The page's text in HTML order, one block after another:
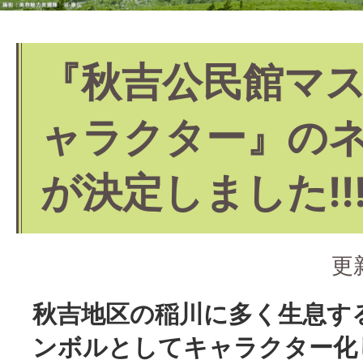
『秋吉公民館マ
ャラクター』の
が決定しました
更
秋吉地区の稲川に多く生息
ンボルとしてキャラクター